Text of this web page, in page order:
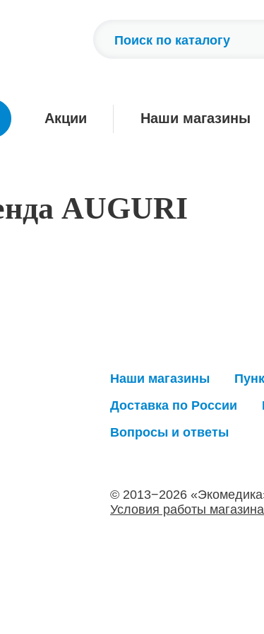
Акции Наши магазины
AUGURI
Наши магазины
Доставка по России
Вопросы и ответы
© 2013−2026
Условия работы магазина